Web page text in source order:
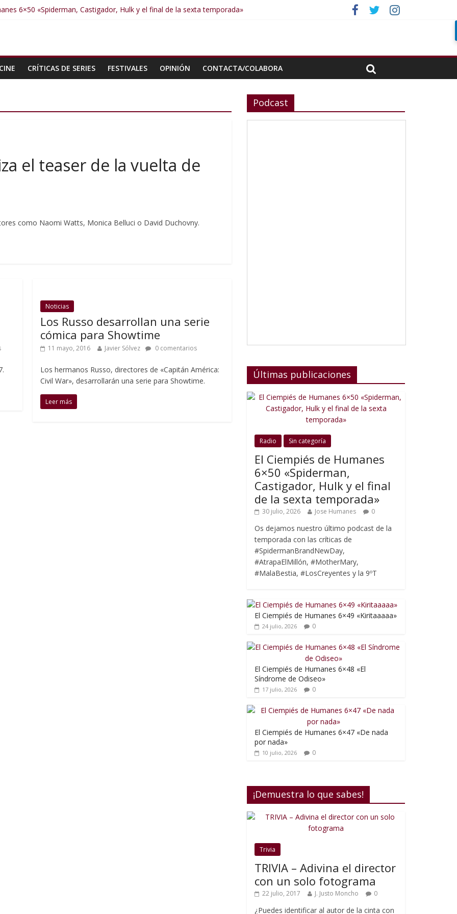
6×50 «Spiderman, Castigador, Hulk y el final de la sexta temporada»
6×46 «Ciudadano Minion»
CRÍTICAS DE SERIES FESTIVALES OPINIÓN CONTACTA/COLABORA
el teaser de la vuelta de
como Naomi Watts, Monica Belluci o David Duchovny.
Noticias
Los Russo desarrollan una serie
cómica para Showtime
11 mayo, 2016 Javier Sólvez 0 comentarios
Los hermanos Russo, directores de «Capitán América:
Civil War», desarrollarán una serie para Showtime.
Leer más
Podcast
Últimas publicaciones
Radio Sin categoría
El Ciempiés de Humanes
6×50 «Spiderman,
Castigador, Hulk y el final
de la sexta temporada»
30 julio, 2026 Jose Humanes 0
Os dejamos nuestro último podcast de la
temporada con las críticas de
#SpidermanBrandNewDay,
#AtrapaElMillón, #MotherMary,
#MalaBestia, #LosCreyentes y la 9ºT
El Ciempiés de Humanes 6×49 «Kiritaaaaa»
24 julio, 2026 0
El Ciempiés de Humanes 6×48 «El
Síndrome de Odiseo»
17 julio, 2026 0
El Ciempiés de Humanes 6×47 «De nada
por nada»
10 julio, 2026 0
¡Demuestra lo que sabes!
Trivia
TRIVIA – Adivina el director
con un solo fotograma
22 julio, 2017 J. Justo Moncho 0
¿Puedes identificar al autor de la cinta con